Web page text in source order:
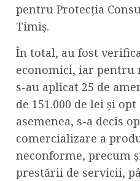
pentru Protecția
Timiș.
În total, au fost
economici, iar pentru
s-au aplicat 25 de
de 151.000 de lei și
asemenea, s-a decis
comercializare a
neconforme, precum
prestării de servicii,